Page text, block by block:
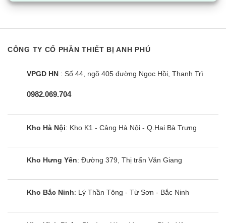
CÔNG TY CỔ PHẦN THIẾT BỊ ANH PHÚ
VPGD HN : Số 44, ngõ 405 đường Ngọc Hồi, Thanh Trì
0982.069.704
Kho Hà Nội: Kho K1 - Cảng Hà Nội - Q.Hai Bà Trưng
Kho Hưng Yên: Đường 379, Thị trấn Văn Giang
Kho Bắc Ninh: Lý Thần Tông - Từ Sơn - Bắc Ninh